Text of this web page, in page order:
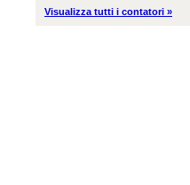
Visualizza tutti i contatori »